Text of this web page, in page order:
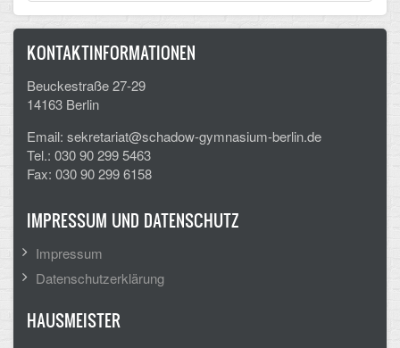
KONTAKTINFORMATIONEN
Beuckestraße 27-29
14163 Berlin
Email: sekretariat@schadow-gymnasium-berlin.de
Tel.: 030 90 299 5463
Fax: 030 90 299 6158
IMPRESSUM UND DATENSCHUTZ
Impressum
Datenschutzerklärung
HAUSMEISTER